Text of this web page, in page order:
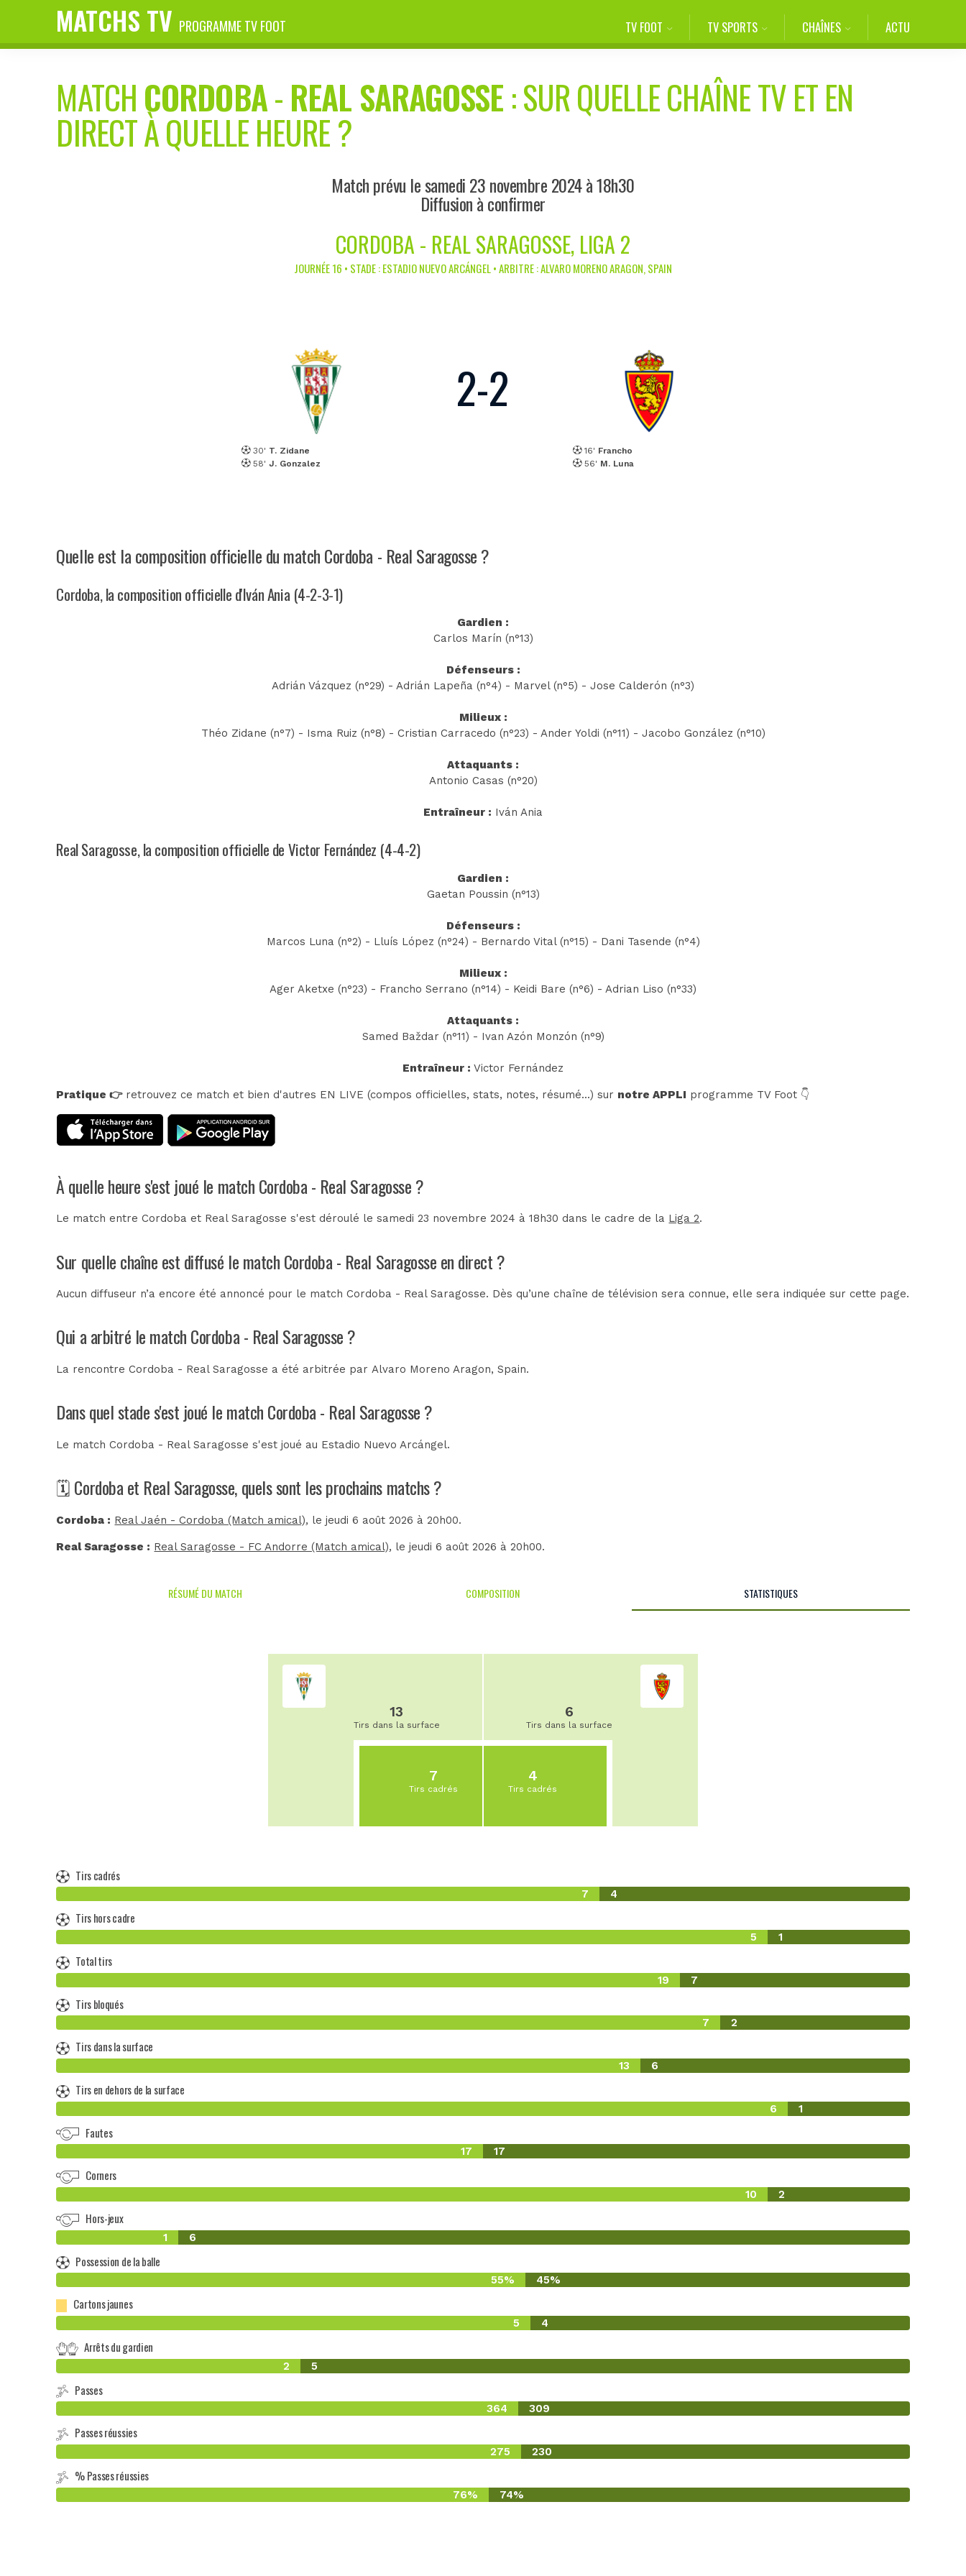
MATCHS TV PROGRAMME TV FOOT TV FOOT TV SPORTS CHAÎNES ACTU
MATCHCORDOBA-REAL SARAGOSSE: SUR QUELLE CHAÎNE TV ET EN
DIRECT À QUELLE HEURE ?
Match prévu le samedi 23 novembre 2024 à 18h30
Diffusion à confirmer
CORDOBA - REAL SARAGOSSE, LIGA 2
JOURNÉE 16 • STADE : ESTADIO NUEVO ARCÁNGEL • ARBITRE : ALVARO MORENO ARAGON, SPAIN
30' T. Zidane
58' J. Gonzalez
2-2
16' Francho
56' M. Luna
Quelle est la composition officielle du match Cordoba - Real Saragosse ?
Cordoba, la composition officielle d'Iván Ania (4-2-3-1)
Gardien :
Carlos Marín (n°13)
Défenseurs :
Adrián Vázquez (n°29) - Adrián Lapeña (n°4) - Marvel (n°5) - Jose Calderón (n°3)
Milieux :
Théo Zidane (n°7) - Isma Ruiz (n°8) - Cristian Carracedo (n°23) - Ander Yoldi (n°11) - Jacobo González (n°10)
Attaquants :
Antonio Casas (n°20)
Entraîneur : Iván Ania
Real Saragosse, la composition officielle de Victor Fernández (4-4-2)
Gardien :
Gaetan Poussin (n°13)
Défenseurs :
Marcos Luna (n°2) - Lluís López (n°24) - Bernardo Vital (n°15) - Dani Tasende (n°4)
Milieux :
Ager Aketxe (n°23) - Francho Serrano (n°14) - Keidi Bare (n°6) - Adrian Liso (n°33)
Attaquants :
Samed Baždar (n°11) - Ivan Azón Monzón (n°9)
Entraîneur : Victor Fernández
Pratique 👉retrouvez ce match et bien d'autres EN LIVE (compos officielles, stats, notes, résumé...) sur notre APPLI programme TV Foot 👇
À quelle heure s'est joué le match Cordoba - Real Saragosse ?
Le match entre Cordoba et Real Saragosse s'est déroulé le samedi 23 novembre 2024 à 18h30 dans le cadre de la Liga 2.
Sur quelle chaîne est diffusé le match Cordoba - Real Saragosse en direct ?
Aucun diffuseur n’a encore été annoncé pour le match Cordoba - Real Saragosse. Dès qu’une chaîne de télévision sera connue, elle sera indiquée sur cette page.
Qui a arbitré le match Cordoba - Real Saragosse ?
La rencontre Cordoba - Real Saragosse a été arbitrée parAlvaro Moreno Aragon, Spain.
Dans quel stade s'est joué le match Cordoba - Real Saragosse ?
Le match Cordoba - Real Saragosse s'est joué au Estadio Nuevo Arcángel.
🗓️ Cordoba et Real Saragosse, quels sont les prochains matchs ?
Cordoba : Real Jaén - Cordoba (Match amical), le jeudi 6 août 2026 à 20h00.
Real Saragosse : Real Saragosse - FC Andorre (Match amical), le jeudi 6 août 2026 à 20h00.
RÉSUMÉ DU MATCH COMPOSITION STATISTIQUES
13
Tirs dans la surface
7
Tirs cadrés
6
Tirs dans la surface
4
Tirs cadrés
Tirs cadrés
7 4
Tirs hors cadre
5 1
Total tirs
19 7
Tirs bloqués
7 2
Tirs dans la surface
13 6
Tirs en dehors de la surface
6 1
Fautes
17 17
Corners
10 2
Hors-jeux
1 6
Possession de la balle
55% 45%
Cartons jaunes
5 4
Arrêts du gardien
2 5
Passes
364 309
Passes réussies
275 230
% Passes réussies
76% 74%